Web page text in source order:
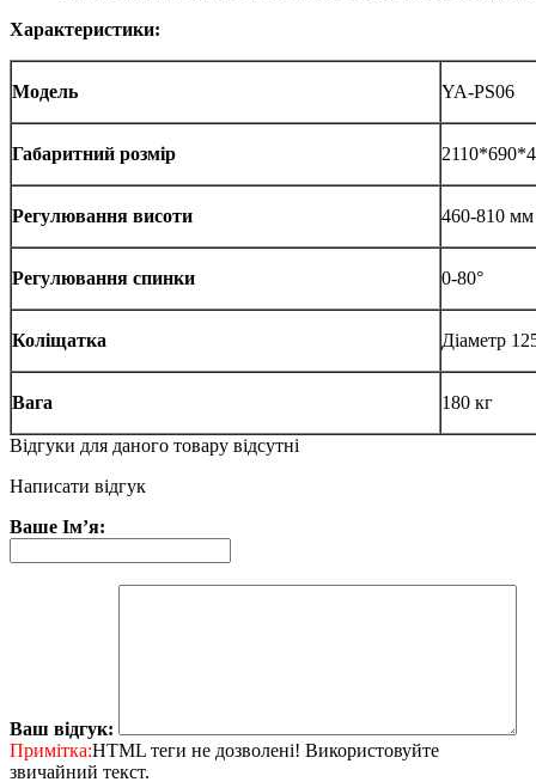
Характеристики:
Модель YA-PS06
Габаритний розмір
Регулювання висоти 460-810 мм
Регулювання спинки 0-80°
Коліщатка Діаметр
Вага 180 кг
Відгуки для даного товару відсутні
Написати відгук
Ваше Ім’я:
Ваш відгук:
Примітка:HTML теги не дозволені! Використовуйте
звичайний текст.